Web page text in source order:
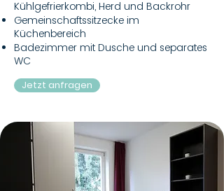
Kühlgefrierkombi, Herd und Backrohr
Gemeinschaftssitzecke im
Küchenbereich
Badezimmer mit Dusche und separates
WC
Jetzt anfragen